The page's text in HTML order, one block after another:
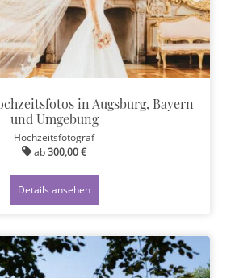
in Augsburg, Bayern
und Umgebung
Hochzeitsfotograf
ab300,00 €
Details ansehen